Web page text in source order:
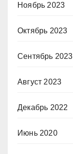
Ноябрь 2023
Октябрь 2023
Сентябрь 2023
Август 2023
Декабрь 2022
Июнь 2020